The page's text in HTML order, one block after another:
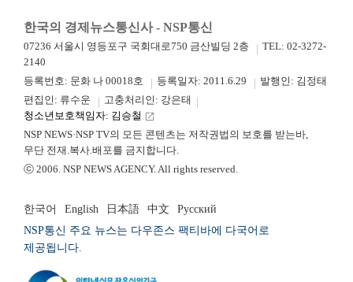
한국의 경제뉴스통신사 - NSP통신
07236 서울시 영등포구 국회대로750 금산빌딩 2층
TEL: 02-3272-
2140
등록번호: 문화 나 00018호
등록일자: 2011.6.29
발행인: 김정태
편집인: 류수운
고충처리인: 강은태
청소년보호책임자: 김승철 launch
NSP NEWS·NSP TV의 모든 콘텐츠는 저작권법의 보호를 받는바,
무단 전재.복사.배포를 금지합니다.
ⓒ 2006. NSP NEWS AGENCY. All rights reserved.
한국어 English 日本語 中文
Русский
NSP통신 주요 뉴스는 다우존스 팩티바에 다국어로
제공됩니다.